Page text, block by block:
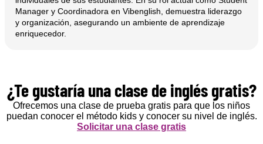
Manager y Coordinadora en Vibenglish, demuestra liderazgo
y organización, asegurando un ambiente de aprendizaje
enriquecedor.
¿Te gustaría una clase de inglés gratis?
Ofrecemos una clase de prueba gratis para que los niños
puedan conocer el método kids y conocer su nivel de inglés.
Solicitar una clase gratis